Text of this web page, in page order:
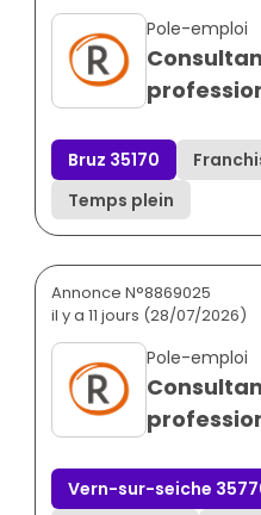
Pole-emploi
Bruz 35170
Temps plein
Annonce N°8869025
il y a 11 jours (28/07/2026)
Pole-emploi
Vern-sur-seiche